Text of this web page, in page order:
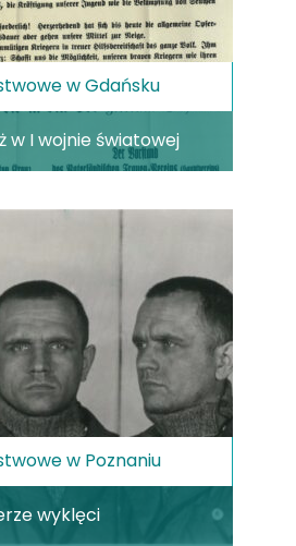
w Gdańsku
w I wojnie światowej
w Poznaniu
wyklęci